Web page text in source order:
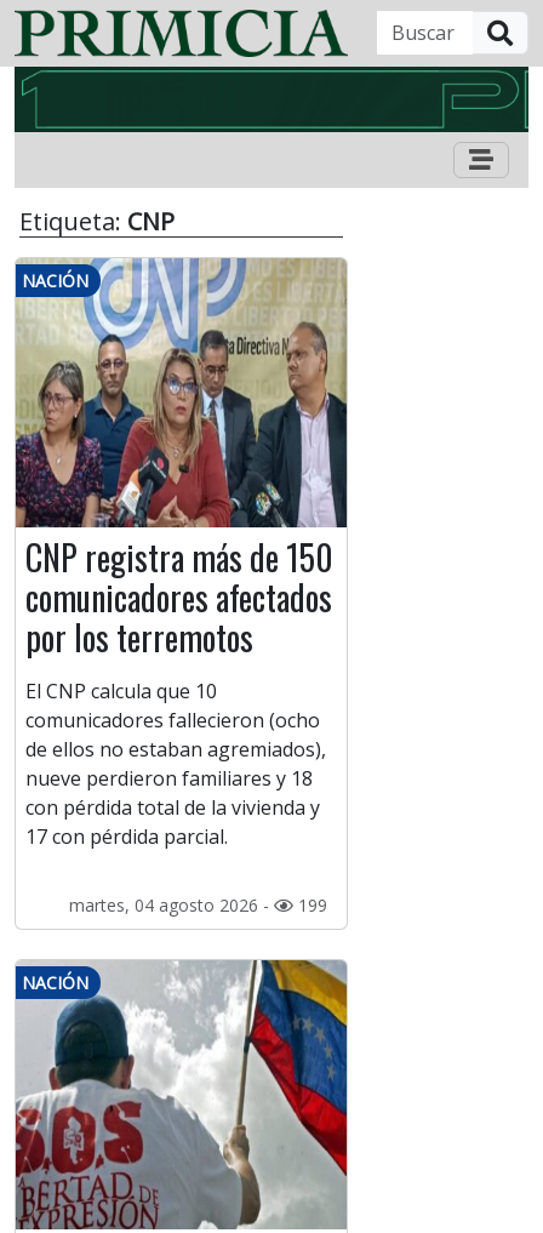
Etiqueta: CNP
NACIÓN
CNP registra más de 150
comunicadores afectados
por los terremotos
El CNP calcula que 10
comunicadores fallecieron (ocho
de ellos no estaban agremiados),
nueve perdieron familiares y 18
con pérdida total de la vivienda y
17 con pérdida parcial.
martes, 04 agosto 2026 - 199
NACIÓN